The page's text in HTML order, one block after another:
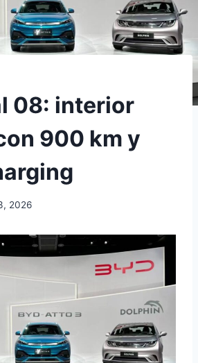
08: interior
900 km y
2026